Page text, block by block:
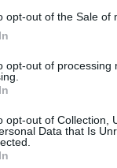
opt-out of the Sale of
opt-out of processing
opt-out of Collection,
Data that Is
ή
με
αλλοιώσεων
και την